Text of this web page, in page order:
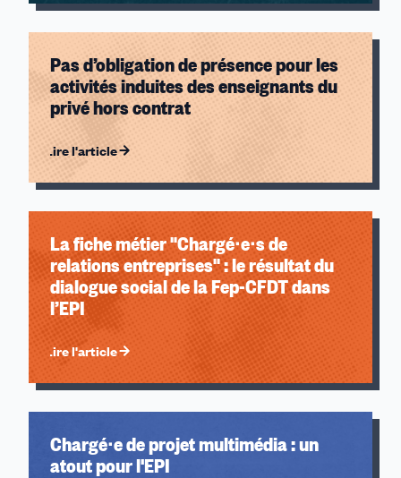
Pas d’obligation de présence pour les
activités induites des enseignants du
privé hors contrat
Lire l'article
La fiche métier "Chargé∙e∙s de
relations entreprises" : le résultat du
dialogue social de la Fep-CFDT dans
l’EPI
Lire l'article
Chargé∙e de projet multimédia : un
atout pour l'EPI